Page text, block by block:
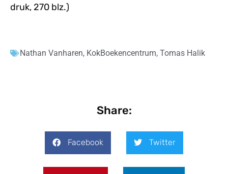
druk, 270 blz.)
Nathan Vanharen, KokBoekencentrum, Tomas Halik
Share:
Facebook Twitter